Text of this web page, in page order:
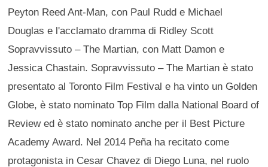
Peyton Reed Ant-Man, con Paul Rudd e Michael
Douglas e l'acclamato dramma di Ridley Scott
Sopravvissuto – The Martian, con Matt Damon e
Jessica Chastain. Sopravvissuto – The Martian è stato
presentato al Toronto Film Festival e ha vinto un Golden
Globe, è stato nominato Top Film dalla National Board of
Review ed è stato nominato anche per il Best Picture
Academy Award. Nel 2014 Peña ha recitato come
protagonista in Cesar Chavez di Diego Luna, nel ruolo